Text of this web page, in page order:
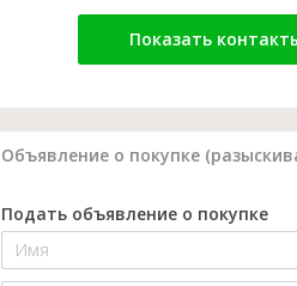
Показать
Объявление о покупке
Подать объявление о покупке